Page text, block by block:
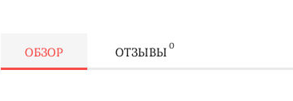
ОБЗОР ОТЗЫВЫ0